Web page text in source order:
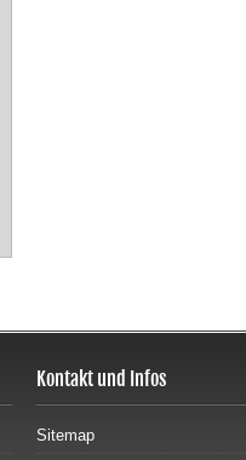
Kontakt und Infos
Sitemap